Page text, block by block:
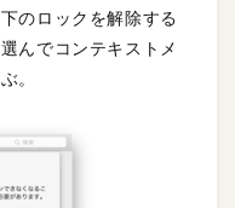
のロックを解除する
んでコンテキストメ
。